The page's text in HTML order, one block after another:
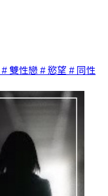
# 雙性戀 # 慾望 # 同性